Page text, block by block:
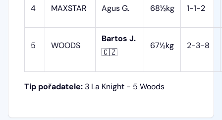
4 MAXSTAR Agus G. 68½kg 1-1-2
5 WOODS
Bartos J.
🇨🇿
67½kg 2-3-8
Tip pořadatele: 3 La Knight - 5 Woods